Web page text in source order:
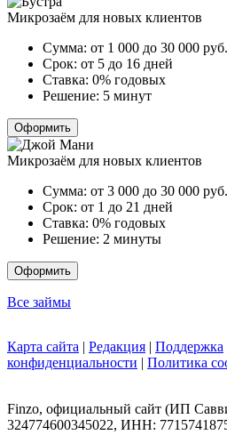
Микрозаём для новых клиентов
Сумма: от 1 000 до 30 000 руб.
Срок: от 5 до 16 дней
Ставка: 0% годовых
Решение: 5 минут
Оформить
Микрозаём для новых клиентов
Сумма: от 3 000 до 30 000 руб.
Срок: от 1 до 21 дней
Ставка: 0% годовых
Решение: 2 минуты
Оформить
Все займы
Карта сайта | Редакция | Поддержка
конфиденциальности | Политика
Finzo, официальный сайт (ИП
324774600345022, ИНН: